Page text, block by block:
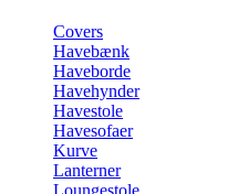
Covers
Havebænk
Haveborde
Havehynder
Havestole
Havesofaer
Kurve
Lanterner